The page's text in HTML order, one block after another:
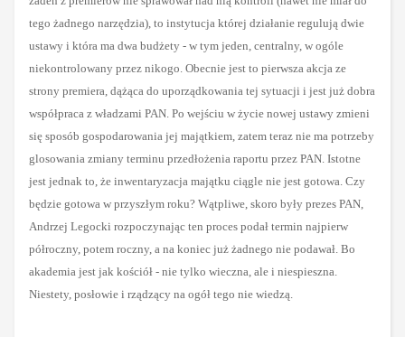
tego żadnego narzędzia), to instytucja której działanie regulują dwie
ustawy i która ma dwa budżety - w tym jeden, centralny, w ogóle
niekontrolowany przez nikogo. Obecnie jest to pierwsza akcja ze
strony premiera, dążąca do uporządkowania tej sytuacji i jest już dobra
współpraca z władzami PAN. Po wejściu w życie nowej ustawy zmieni
się sposób gospodarowania jej majątkiem, zatem teraz nie ma potrzeby
glosowania zmiany terminu przedłożenia raportu przez PAN. Istotne
jest jednak to, że inwentaryzacja majątku ciągle nie jest gotowa. Czy
będzie gotowa w przyszłym roku? Wątpliwe, skoro były prezes PAN,
Andrzej Legocki rozpoczynając ten proces podał termin najpierw
półroczny, potem roczny, a na koniec już żadnego nie podawał. Bo
akademia jest jak kościół - nie tylko wieczna, ale i niespieszna.
Niestety, posłowie i rządzący na ogół tego nie wiedzą.